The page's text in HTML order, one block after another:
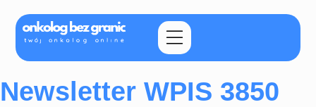
Newsletter WPIS 3850